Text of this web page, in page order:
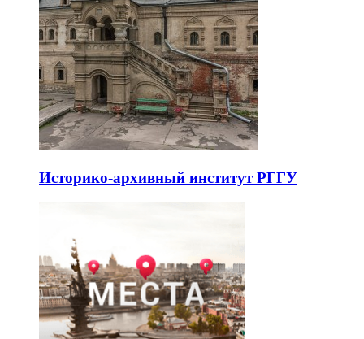
Историко-архивный институт РГГУ